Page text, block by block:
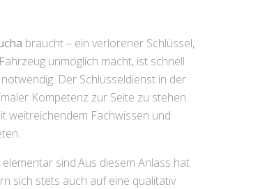
braucht – ein verlorener Schlüssel,
unmöglich macht, ist schnell
Der Schlüsseldienst in der
Kompetenz zur Seite zu stehen.
weitreichendem Fachwissen und
sind.Aus diesem Anlass hat
sich stets auch auf eine qualitativ